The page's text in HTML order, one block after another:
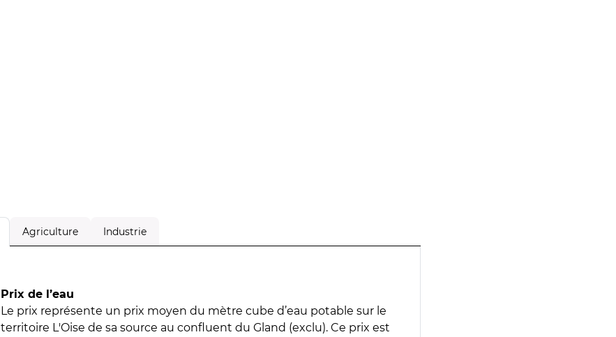
Agriculture Industrie
Prix de l’eau
Le prix représente un prix moyen du mètre cube d’eau potable sur le
territoire L'Oise de sa source au confluent du Gland (exclu). Ce prix est